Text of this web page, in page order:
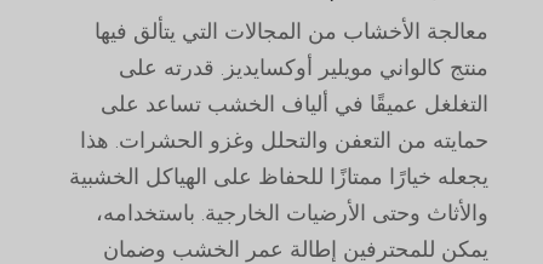
معالجة الأخشاب من المجالات التي يتألق فيها
منتج كالواني مويلير أوكسايديز. قدرته على
التغلغل عميقًا في ألياف الخشب تساعد على
حمايته من التعفن والتحلل وغزو الحشرات. هذا
يجعله خيارًا ممتازًا للحفاظ على الهياكل الخشبية
والأثاث وحتى الأرضيات الخارجية. باستخدامه،
يمكن للمحترفين إطالة عمر الخشب وضمان